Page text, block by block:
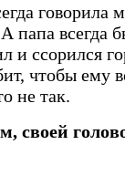
говорила
папа всегда
ссорился
чтобы ему
не так.
своей